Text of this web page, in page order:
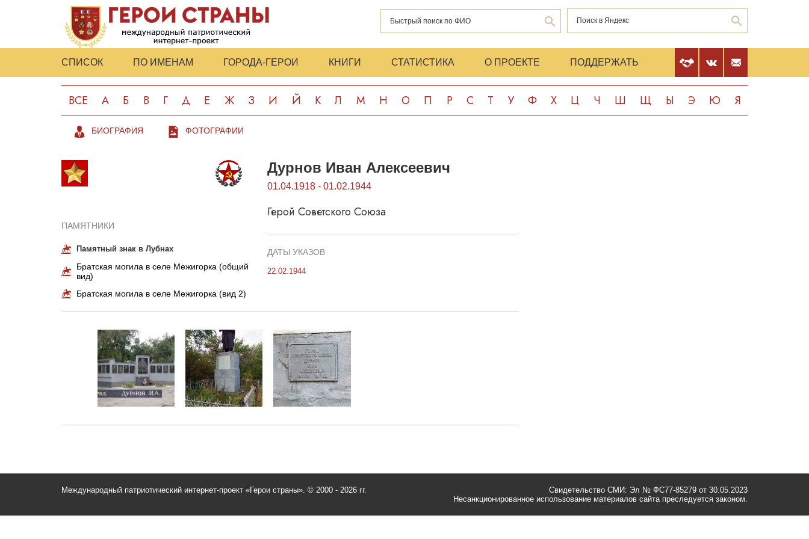
СПИСОК ПО ИМЕНАМ ГОРОДА-ГЕРОИ КНИГИ СТАТИСТИКА О ПРОЕКТЕ ПОДДЕРЖАТЬ
ВСЕ А Б В Г Д Е Ж З И Й К Л М Н О П Р С Т У Ф Х Ц Ч Ш Щ Ы Э Ю Я
БИОГРАФИЯ ФОТОГРАФИИ
ПАМЯТНИКИ
Памятный знак в Лубнах
Братская могила в селе Межигорка (общий
вид)
Братская могила в селе Межигорка (вид 2)
Дурнов Иван Алексеевич
01.04.1918 - 01.02.1944
Герой Советского Союза
ДАТЫ УКАЗОВ
22.02.1944
Международный патриотический интернет-проект «Герои страны». © 2000 - 2026 гг.
Свидетельство СМИ: Эл № ФС77-85279 от 30.05.2023
Несанкционированное использование материалов сайта преследуется законом.